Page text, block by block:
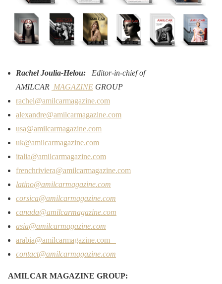
Rachel Joulia-Helou: Editor-in-chief of
AMILCAR MAGAZINE GROUP
rachel@amilcarmagazine.com
alexandre@amilcarmagazine.com
usa@amilcarmagazine.com
uk@amilcarmagazine.com
italia@amilcarmagazine.com
frenchriviera@amilcarmagazine.com
latino@amilcarmagazine.com
corsica@amilcarmagazine.com
canada@amilcarmagazine.com
asia@amilcarmagazine.com
arabia@amilcarmagazine.com
contact@amilcarmagazine.com
AMILCAR MAGAZINE GROUP: